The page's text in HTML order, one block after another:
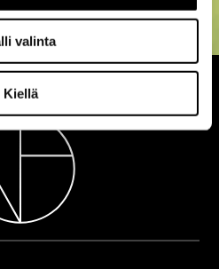
valinta
Kiellä